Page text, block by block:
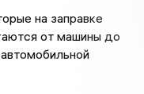
на заправке
от машины до